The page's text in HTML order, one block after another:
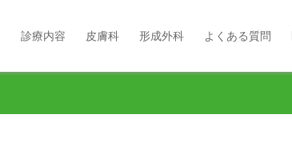
診療内容 皮膚科 形成外科 よくある質問